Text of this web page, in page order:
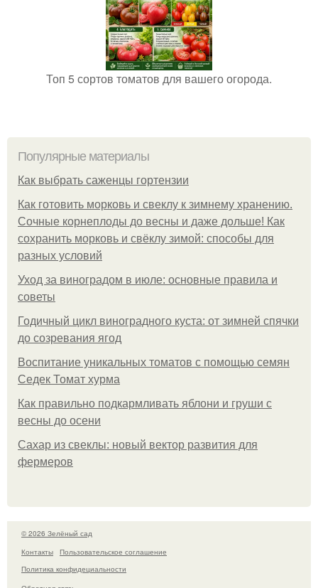
Топ 5 сортов томатов для вашего огорода.
Популярные материалы
Как выбрать саженцы гортензии
Как готовить морковь и свеклу к зимнему хранению.
Сочные корнеплоды до весны и даже дольше! Как
сохранить морковь и свёклу зимой: способы для
разных условий
Уход за виноградом в июле: основные правила и
советы
Годичный цикл виноградного куста: от зимней спячки
до созревания ягод
Воспитание уникальных томатов с помощью семян
Седек Томат хурма
Как правильно подкармливать яблони и груши с
весны до осени
Сахар из свеклы: новый вектор развития для
фермеров
© 2026 Зелёный сад
Контакты
Пользовательское соглашение
Политика конфидециальности